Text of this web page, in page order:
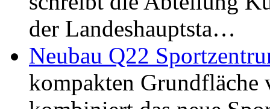
der Landeshauptsta…
Neubau Q22
kompakten Grundfläche